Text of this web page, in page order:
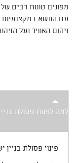
מפונים טונות רבים
עם הנושא במקצועיות
זיהום האוויר ועל
למה לפנות פסולת
פינוי פסולת בניין